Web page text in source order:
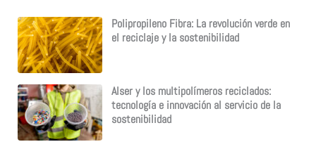
Polipropileno Fibra: La revolución verde en
el reciclaje y la sostenibilidad
Alser y los multipolímeros reciclados:
tecnología e innovación al servicio de la
sostenibilidad